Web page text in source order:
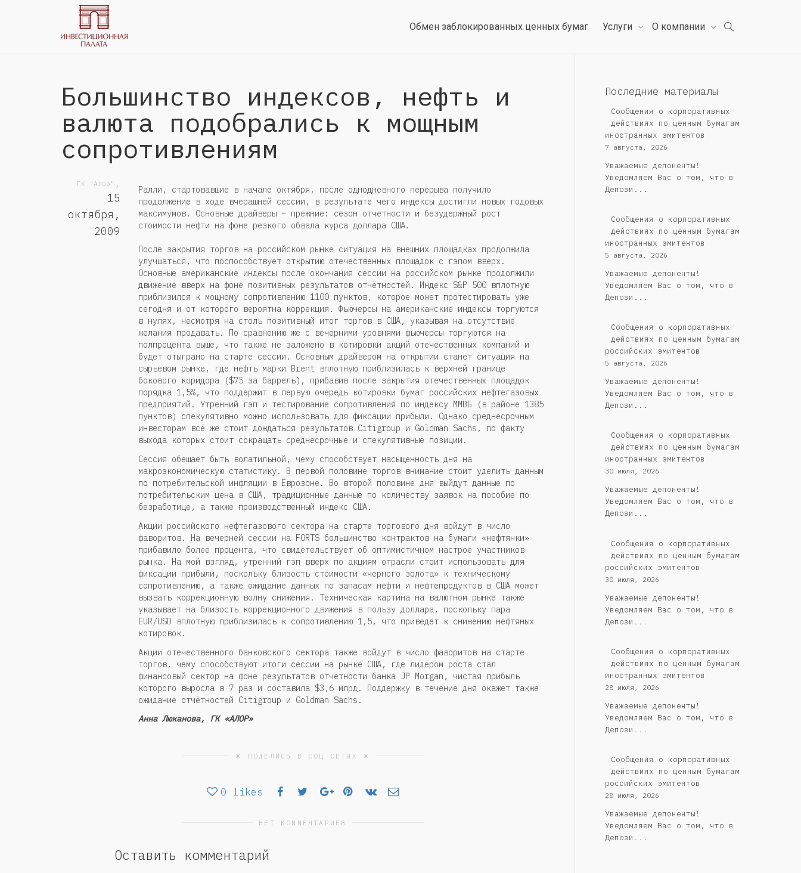
Обмен заблокированных ценных бумаг Услуги О компании
Большинство индексов, нефть и
валюта подобрались к мощным
сопротивлениям
ГК "Алор" ,
15
октября,
2009
Ралли, стартовавшие в начале октября, после однодневного перерыва получило
продолжение в ходе вчерашней сессии, в результате чего индексы достигли новых годовых
максимумов. Основные драйверы – прежние: сезон отчетности и безудержный рост
стоимости нефти на фоне резкого обвала курса доллара США.
После закрытия торгов на российском рынке ситуация на внешних площадках продолжила
улучшаться, что поспособствует открытию отечественных площадок с гэпом вверх.
Основные американские индексы после окончания сессии на российском рынке продолжили
движение вверх на фоне позитивных результатов отчётностей. Индекс S&P 500 вплотную
приблизился к мощному сопротивлению 1100 пунктов, которое может протестировать уже
сегодня и от которого вероятна коррекция. Фьючерсы на американские индексы торгуются
в нулях, несмотря на столь позитивный итог торгов в США, указывая на отсутствие
желания продавать. По сравнению же с вечерними уровнями фьючерсы торгуются на
полпроцента выше, что также не заложено в котировки акций отечественных компаний и
будет отыграно на старте сессии. Основным драйвером на открытии станет ситуация на
сырьевом рынке, где нефть марки Brent вплотную приблизилась к верхней границе
бокового коридора ($75 за баррель), прибавив после закрытия отечественных площадок
порядка 1,5%, что поддержит в первую очередь котировки бумаг российских нефтегазовых
предприятий. Утренний гэп и тестирование сопротивления по индексу ММВБ (в районе 1385
пунктов) спекулятивно можно использовать для фиксации прибыли. Однако среднесрочным
инвесторам всё же стоит дождаться результатов Citigroup и Goldman Sachs, по факту
выхода которых стоит сокращать среднесрочные и спекулятивные позиции.
Сессия обещает быть волатильной, чему способствует насыщенность дня на
макроэкономическую статистику. В первой половине торгов внимание стоит уделить данным
по потребительской инфляции в Еврозоне. Во второй половине дня выйдут данные по
потребительским цена в США, традиционные данные по количеству заявок на пособие по
безработице, а также производственный индекс США.
Акции российского нефтегазового сектора на старте торгового дня войдут в число
фаворитов. На вечерней сессии на FORTS большинство контрактов на бумаги «нефтянки»
прибавило более процента, что свидетельствует об оптимистичном настрое участников
рынка. На мой взгляд, утренний гэп вверх по акциям отрасли стоит использовать для
фиксации прибыли, поскольку близость стоимости «черного золота» к техническому
сопротивлению, а также ожидание данных по запасам нефти и нефтепродуктов в США может
вызвать коррекционную волну снижения. Техническая картина на валютном рынке также
указывает на близость коррекционного движения в пользу доллара, поскольку пара
EUR/USD вплотную приблизилась к сопротивлению 1,5, что приведёт к снижению нефтяных
котировок.
Акции отечественного банковского сектора также войдут в число фаворитов на старте
торгов, чему способствуют итоги сессии на рынке США, где лидером роста стал
финансовый сектор на фоне результатов отчётности банка JP Morgan, чистая прибыль
которого выросла в 7 раз и составила $3,6 млрд. Поддержку в течение дня окажет также
ожидание отчётностей Citigroup и Goldman Sachs.
Анна Люканова, ГК «АЛОР»
☀ ПОДЕЛИСЬ В СОЦ СЕТЯХ ☀
0 likes
НЕТ КОММЕНТАРИЕВ
Оставить комментарий
Последние материалы
Сообщения о корпоративных
действиях по ценным бумагам
иностранных эмитентов
7 августа, 2026
Уважаемые депоненты!
Уведомляем Вас о том, что в
Депози...
Сообщения о корпоративных
действиях по ценным бумагам
иностранных эмитентов
5 августа, 2026
Уважаемые депоненты!
Уведомляем Вас о том, что в
Депози...
Cообщения о корпоративных
действиях по ценным бумагам
российских эмитентов
5 августа, 2026
Уважаемые депоненты!
Уведомляем Вас о том, что в
Депози...
Сообщения о корпоративных
действиях по ценным бумагам
иностранных эмитентов
30 июля, 2026
Уважаемые депоненты!
Уведомляем Вас о том, что в
Депози...
Cообщения о корпоративных
действиях по ценным бумагам
российских эмитентов
30 июля, 2026
Уважаемые депоненты!
Уведомляем Вас о том, что в
Депози...
Сообщения о корпоративных
действиях по ценным бумагам
иностранных эмитентов
28 июля, 2026
Уважаемые депоненты!
Уведомляем Вас о том, что в
Депози...
Cообщения о корпоративных
действиях по ценным бумагам
российских эмитентов
28 июля, 2026
Уважаемые депоненты!
Уведомляем Вас о том, что в
Депози...